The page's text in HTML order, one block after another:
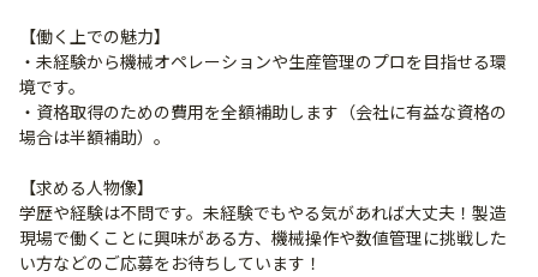
【働く上での魅力】
・未経験から機械オペレーションや生産管理のプロを目指せる環
境です。
・資格取得のための費用を全額補助します（会社に有益な資格の
場合は半額補助）。
【求める人物像】
学歴や経験は不問です。未経験でもやる気があれば大丈夫！製造
現場で働くことに興味がある方、機械操作や数値管理に挑戦した
い方などのご応募をお待ちしています！